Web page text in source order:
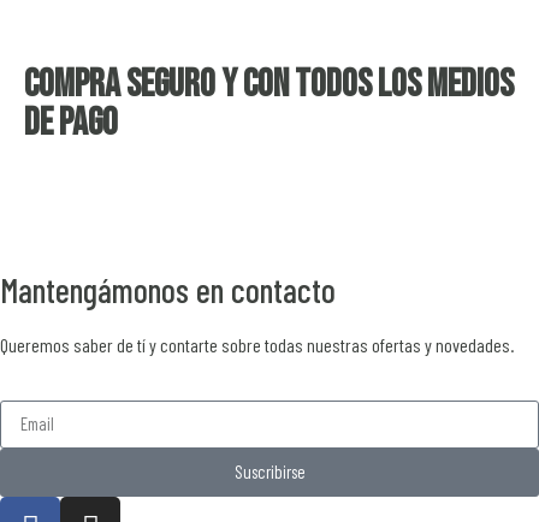
Compra seguro y con todos los medios
de pago
Mantengámonos en contacto
Queremos saber de tí y contarte sobre todas nuestras ofertas y novedades.
Suscribirse